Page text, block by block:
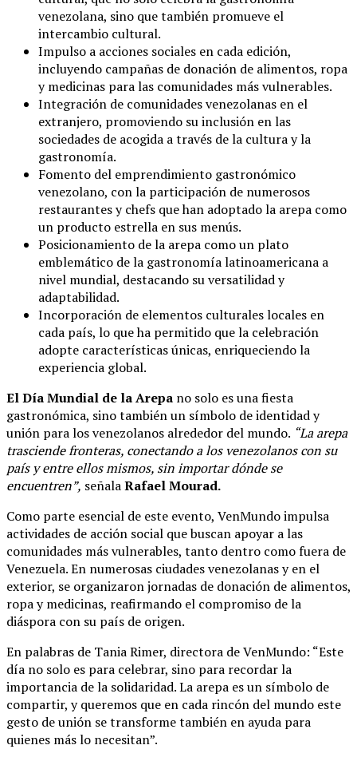
venezolana, sino que también promueve el
intercambio cultural.
Impulso a acciones sociales en cada edición,
incluyendo campañas de donación de alimentos, ropa
y medicinas para las comunidades más vulnerables.
Integración de comunidades venezolanas en el
extranjero, promoviendo su inclusión en las
sociedades de acogida a través de la cultura y la
gastronomía.
Fomento del emprendimiento gastronómico
venezolano, con la participación de numerosos
restaurantes y chefs que han adoptado la arepa como
un producto estrella en sus menús.
Posicionamiento de la arepa como un plato
emblemático de la gastronomía latinoamericana a
nivel mundial, destacando su versatilidad y
adaptabilidad.
Incorporación de elementos culturales locales en
cada país, lo que ha permitido que la celebración
adopte características únicas, enriqueciendo la
experiencia global.
El Día Mundial de la Arepa no solo es una fiesta
gastronómica, sino también un símbolo de identidad y
unión para los venezolanos alrededor del mundo. “La arepa
trasciende fronteras, conectando a los venezolanos con su
país y entre ellos mismos, sin importar dónde se
encuentren”, señalaRafael Mourad.
Como parte esencial de este evento, VenMundo impulsa
actividades de acción social que buscan apoyar a las
comunidades más vulnerables, tanto dentro como fuera de
Venezuela. En numerosas ciudades venezolanas y en el
exterior, se organizaron jornadas de donación de alimentos,
ropa y medicinas, reafirmando el compromiso de la
diáspora con su país de origen.
En palabras de Tania Rimer, directora de VenMundo: “Este
día no solo es para celebrar, sino para recordar la
importancia de la solidaridad. La arepa es un símbolo de
compartir, y queremos que en cada rincón del mundo este
gesto de unión se transforme también en ayuda para
quienes más lo necesitan”.